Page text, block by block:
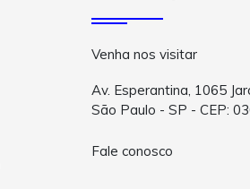
Venha nos visitar
Av. Esperantina, 1065
São Paulo - SP - CEP:
Fale conosco